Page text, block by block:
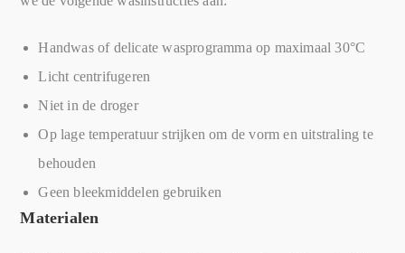
Handwas of delicate wasprogramma op maximaal 30°C
Licht centrifugeren
Niet in de droger
Op lage temperatuur strijken om de vorm en uitstraling te
behouden
Geen bleekmiddelen gebruiken
Materialen